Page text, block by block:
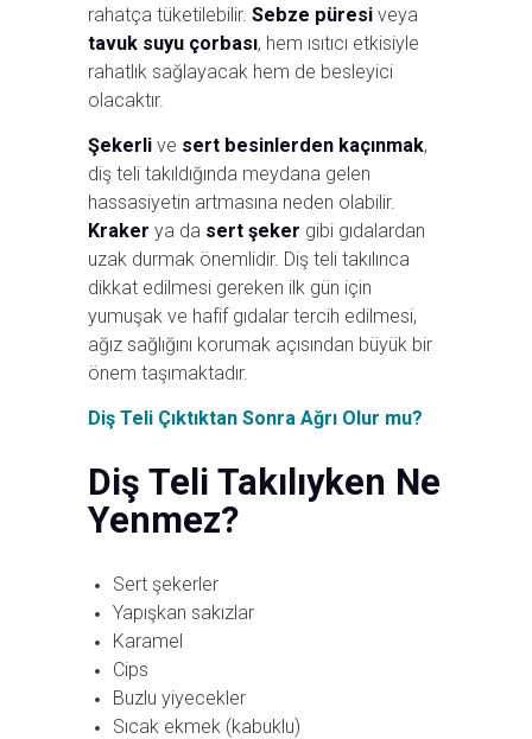
rahatça tüketilebilir. Sebze püresi veya
tavuk suyu çorbası, hem ısıtıcı etkisiyle
rahatlık sağlayacak hem de besleyici
olacaktır.
Şekerli ve sert besinlerden kaçınmak,
diş teli takıldığında meydana gelen
hassasiyetin artmasına neden olabilir.
Kraker ya da sert şeker gibi gıdalardan
uzak durmak önemlidir. Diş teli takılınca
dikkat edilmesi gereken ilk gün için
yumuşak ve hafif gıdalar tercih edilmesi,
ağız sağlığını korumak açısından büyük bir
önem taşımaktadır.
Diş Teli Çıktıktan Sonra Ağrı Olur mu?
Diş Teli Takılıyken Ne
Yenmez?
Sert şekerler
Yapışkan sakızlar
Karamel
Cips
Buzlu yiyecekler
Sıcak ekmek (kabuklu)